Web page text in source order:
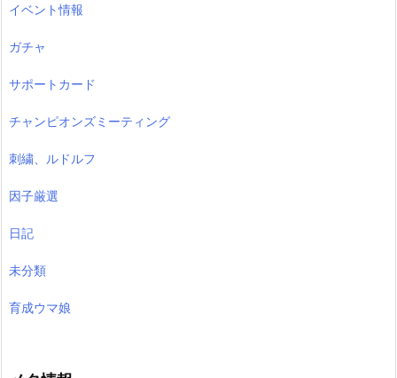
イベント情報
ガチャ
サポートカード
チャンピオンズミーティング
刺繍、ルドルフ
因子厳選
日記
未分類
育成ウマ娘